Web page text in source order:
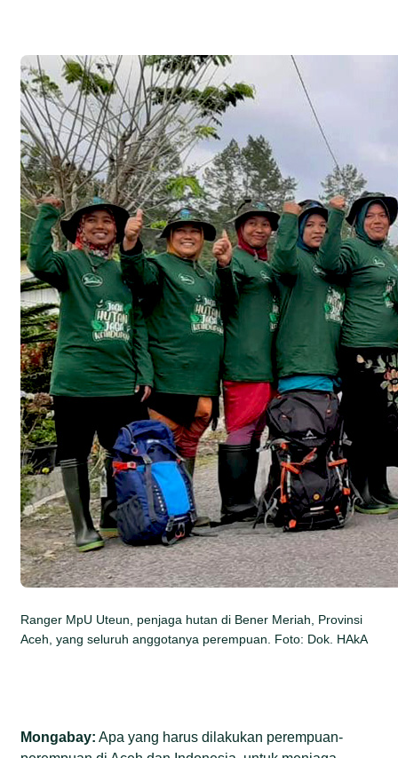
Ranger MpU Uteun, penjaga hutan di Bener Meriah, Provinsi
Aceh, yang seluruh anggotanya perempuan. Foto: Dok. HAkA
Mongabay: Apa yang harus dilakukan perempuan-